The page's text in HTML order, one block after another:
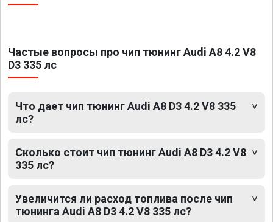
Частые вопросы про чип тюнинг Audi A8 4.2 V8
D3 335 лс
Что дает чип тюнинг Audi A8 D3 4.2 V8 335
лс?
Сколько стоит чип тюнинг Audi A8 D3 4.2 V8
335 лс?
Увеличится ли расход топлива после чип
тюнинга Audi A8 D3 4.2 V8 335 лс?